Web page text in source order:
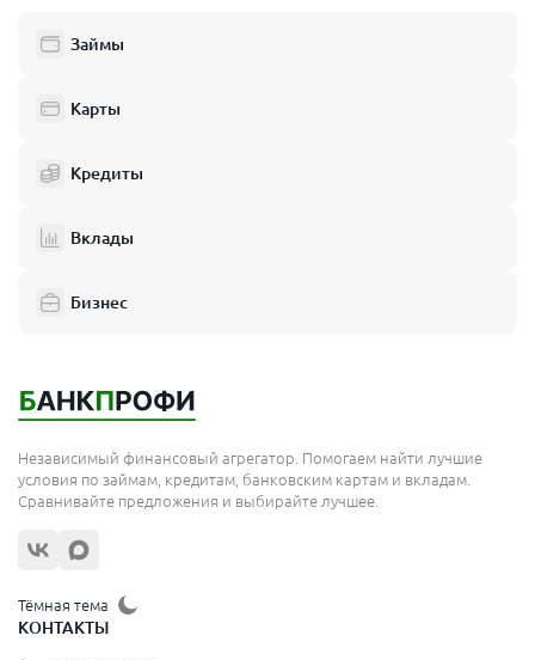
Займы
Карты
Кредиты
Вклады
Бизнес
Независимый финансовый агрегатор. Помогаем найти лучшие
условия по займам, кредитам, банковским картам и вкладам.
Сравнивайте предложения и выбирайте лучшее.
Тёмная тема
КОНТАКТЫ